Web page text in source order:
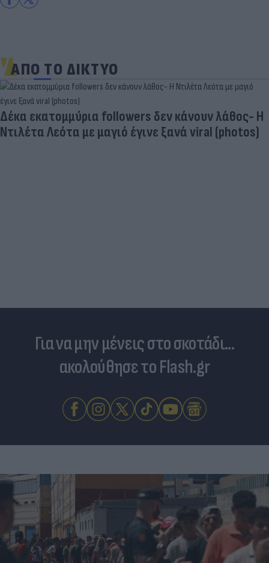
ΑΠΟ ΤΟ ΔΙΚΤΥΟ
Δέκα εκατομμύρια followers δεν κάνουν λάθος- Η
Ντιλέτα Λεότα με μαγιό έγινε ξανά viral (photos)
Για να μην μένεις στο σκοτάδι...
ακολούθησε το Flash.gr